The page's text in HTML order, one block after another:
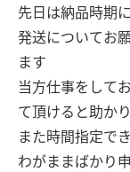
先日は納品時期
発送についてお
ます
当方仕事をして
て頂けると助か
また時間指定で
わがままばかり